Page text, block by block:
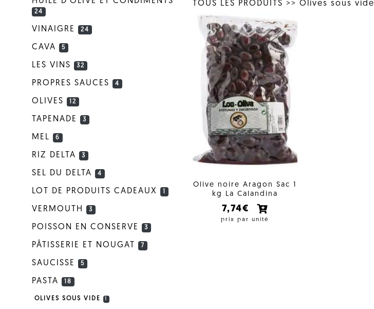
TOUS LES PRODUITS >> Olives sous vide
Olive noire Aragon Sac 1
kg La Calandina
7,74€
prix par unité
24
VINAIGRE 24
CAVA 5
LES VINS 32
PROPRES SAUCES 4
OLIVES 12
TAPENADE 3
MEL 6
RIZ DELTA 3
SEL DU DELTA 4
LOT DE PRODUITS CADEAUX 1
VERMOUTH 3
POISSON EN CONSERVE 3
PÂTISSERIE ET NOUGAT 7
SAUCISSE 5
PASTA 18
OLIVES SOUS VIDE